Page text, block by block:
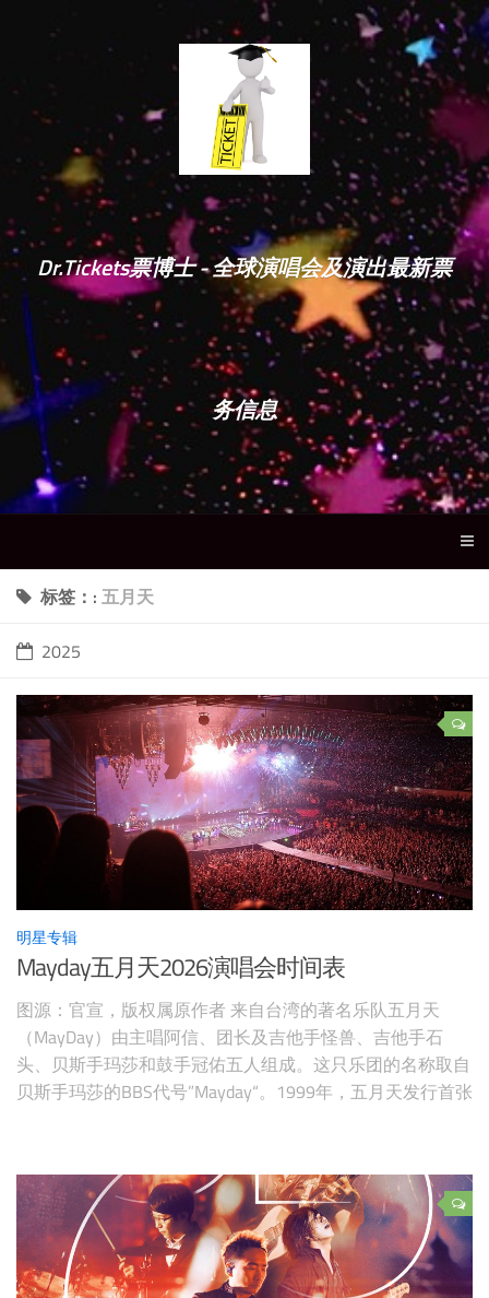
Dr.Tickets票博士 - 全球演唱会及演出最新票
务信息
标签：: 五月天
2025
明星专辑
Mayday五月天2026演唱会时间表
图源：官宣，版权属原作者 来自台湾的著名乐队五月天
（MayDay）由主唱阿信、团长及吉他手怪兽、吉他手石
头、贝斯手玛莎和鼓手冠佑五人组成。这只乐团的名称取自
贝斯手玛莎的BBS代号”Mayday“。1999年，五月天发行首张
生海海》，《时光机》，《神的孩子都在跳舞》，《知足
Just My Pr